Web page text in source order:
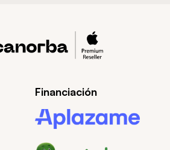
Financiación